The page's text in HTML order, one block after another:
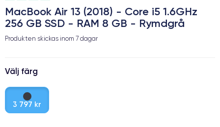
MacBook Air 13 (2018) - Core i5 1.6GHz
256 GB SSD - RAM 8 GB - Rymdgrå
Produkten skickas inom 7 dagar
Välj färg
3 797 kr